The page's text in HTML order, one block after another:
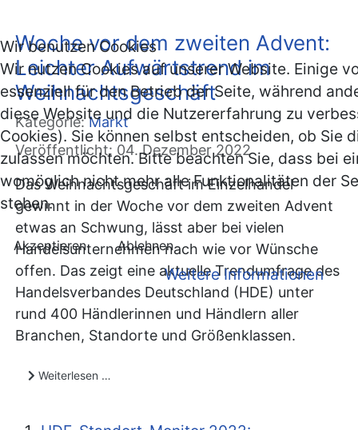
Woche vor dem zweiten Advent:
Leichter Aufwärtstrend im
Weihnachtsgeschäft
Kategorie:Markt
Veröffentlicht: 04. Dezember 2022
Das Weihnachtsgeschäft im Einzelhandel
gewinnt in der Woche vor dem zweiten Advent
etwas an Schwung, lässt aber bei vielen
Handelsunternehmen nach wie vor Wünsche
offen. Das zeigt eine aktuelle Trendumfrage des
Handelsverbandes Deutschland (HDE) unter
rund 400 Händlerinnen und Händlern aller
Branchen, Standorte und Größenklassen.
Weiterlesen …
Wir benutzen Cookies
Wir nutzen Cookies auf unserer Website. Einige
essenziell für den Betrieb der Seite, während
diese Website und die Nutzererfahrung zu
Cookies). Sie können selbst entscheiden, ob Sie
zulassen möchten. Bitte beachten Sie, dass bei
womöglich nicht mehr alle Funktionalitäten der
stehen.
Akzeptieren Ablehnen
Weitere Informationen